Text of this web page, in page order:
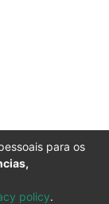
para os
policy.